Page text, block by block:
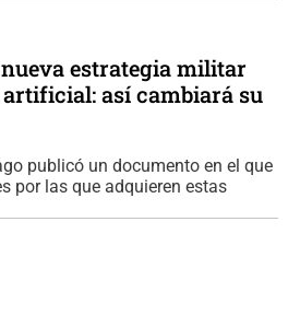
estrategia militar
así cambiará su
publicó un documento en el que
por las que adquieren estas